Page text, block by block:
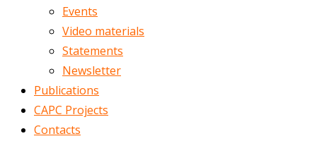
Events
Video materials
Statements
Newsletter
Publications
CAPC Projects
Contacts